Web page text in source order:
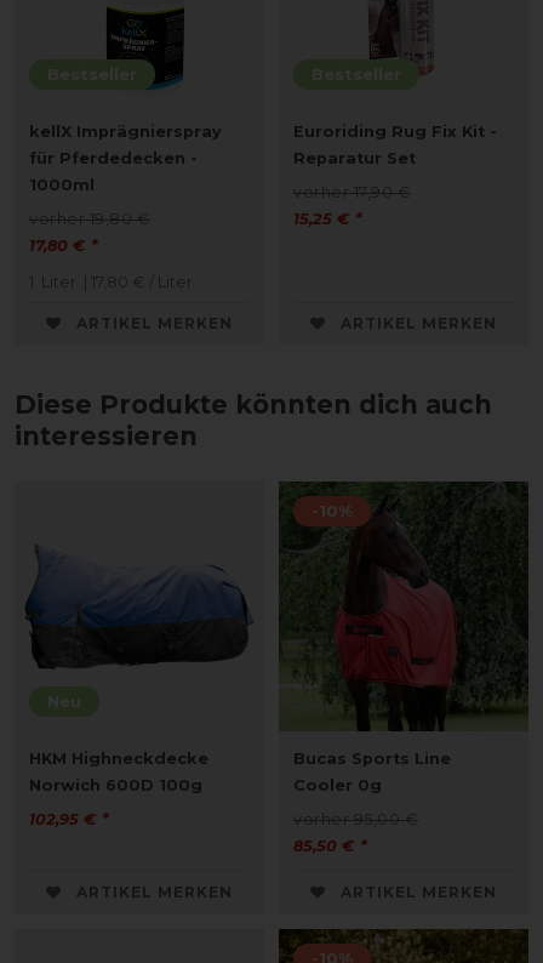
Bestseller
kellX Imprägnierspray
für Pferdedecken -
1000ml
vorher 19,80 €
17,80 € *
1 Liter | 17,80 € / Liter
ARTIKEL MERKEN
Bestseller
Euroriding Rug Fix Kit -
Reparatur Set
vorher 17,90 €
15,25 € *
ARTIKEL MERKEN
Diese Produkte könnten dich auch
interessieren
Neu
HKM Highneckdecke
Norwich 600D 100g
102,95 € *
ARTIKEL MERKEN
-10%
Bucas Sports Line
Cooler 0g
vorher 95,00 €
85,50 € *
ARTIKEL MERKEN
-10%